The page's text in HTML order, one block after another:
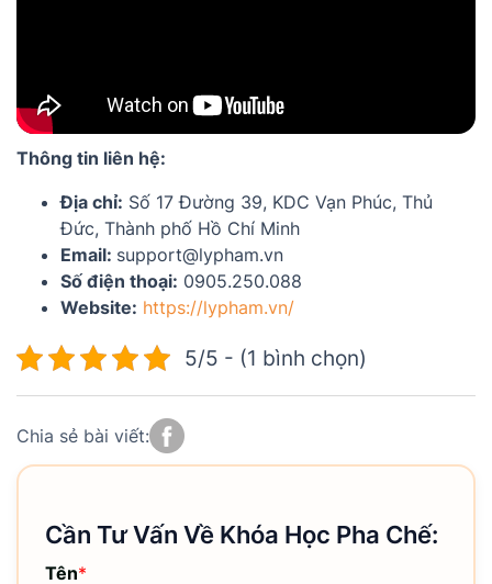
Thông tin liên hệ:
Địa chỉ: Số 17 Đường 39, KDC Vạn Phúc, Thủ
Đức, Thành phố Hồ Chí Minh
Email: support@lypham.vn
Số điện thoại: 0905.250.088
Website: https://lypham.vn/
5/5 - (1 bình chọn)
Chia sẻ bài viết:
Cần Tư Vấn Về Khóa Học Pha Chế:
Tên*